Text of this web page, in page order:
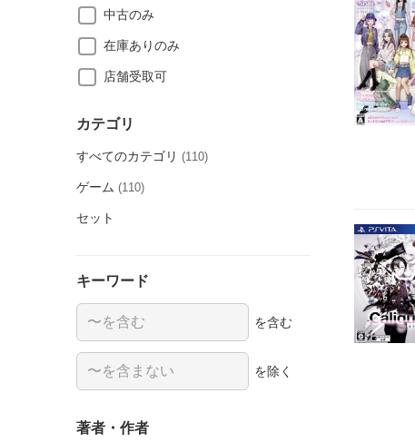
中古のみ
在庫ありのみ
店舗受取可
カテゴリ
すべてのカテゴリ (110)
ゲーム (110)
セット
キーワード
を含む
を除く
著者・作者